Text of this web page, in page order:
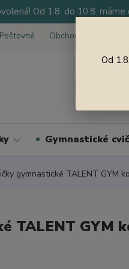
Od 1.8. do 10.8.
Poštovné Obchodní podmínky
Gymnastické
gymnastické TALENT GYM
TALENT GYM
Od